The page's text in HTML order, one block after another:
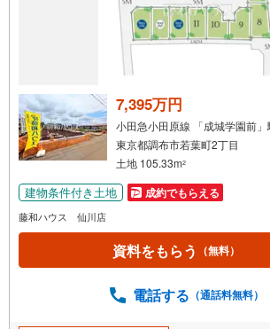
7,395万円
小田急小田原線 「成城学園前
東京都調布市若葉町2丁目
土地 105.33m2
建物条件付き土地 成約でもらえる
藤和ハウス 仙川店
資料をもらう （無料）
電話する （通話料無料）